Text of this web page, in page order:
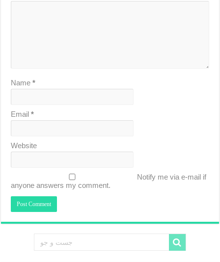
Name*
Email*
Website
Notify me via e-mail if
anyone answers my comment.